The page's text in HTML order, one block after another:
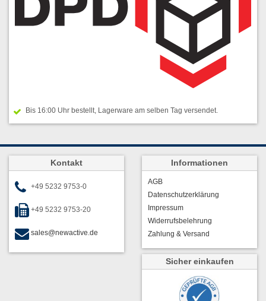
Bis 16:00 Uhr bestellt, Lagerware am selben Tag versendet.
Kontakt
+49 5232 9753-0
+49 5232 9753-20
sales@newactive.de
Informationen
AGB
Datenschutzerklärung
Impressum
Widerrufsbelehrung
Zahlung & Versand
Sicher einkaufen